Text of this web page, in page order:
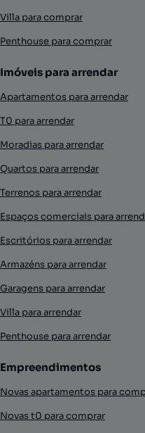
Villa para comprar
Penthouse para comprar
Imóveis para arrendar
Apartamentos para arrendar
T0 para arrendar
Moradias para arrendar
Quartos para arrendar
Terrenos para arrendar
Espaços comerciais para
Escritórios para arrendar
Armazéns para arrendar
Garagens para arrendar
Villa para arrendar
Penthouse para arrendar
Empreendimentos
Novas apartamentos para
Novas t0 para comprar